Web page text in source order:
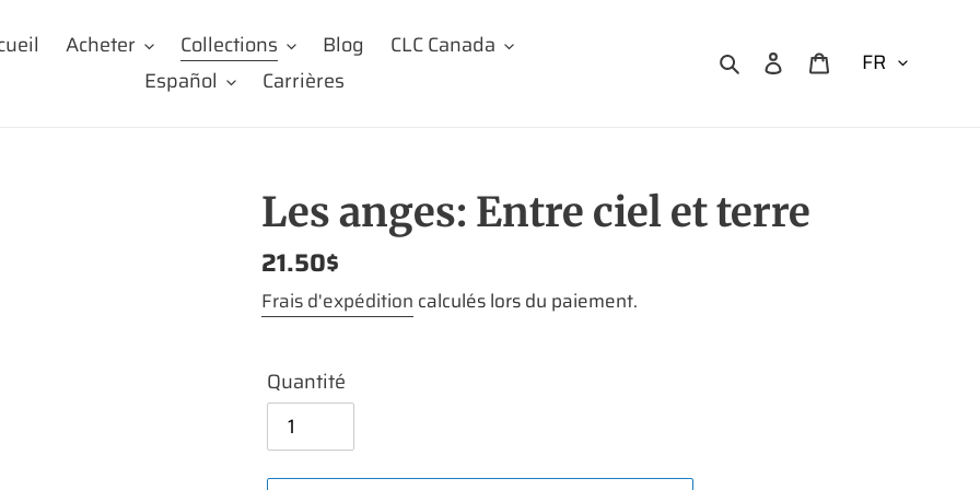
Acheter Collections Blog
CLC Canada
Español
Carrières
RechercherSe connecter
Panier
Les anges: Entre ciel et terre
Prix
normal
21.50$
Frais d'expédition calculés lors du paiement.
Quantité